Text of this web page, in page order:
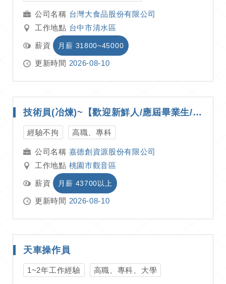
台灣大食品股份有限公司
工作地點 台中市清水區
薪資 月薪 31800~45000
更新時間 2026-08-10
技術員(冶煉)~【歡迎新鮮人/應屆畢業生/二度就業】
經驗不拘 高職、專科
嘉德創資源股份有限公司
工作地點 桃園市觀音區
薪資 月薪 43700以上
更新時間 2026-08-10
天車操作員
1~2年工作經驗 高職、專科、大學